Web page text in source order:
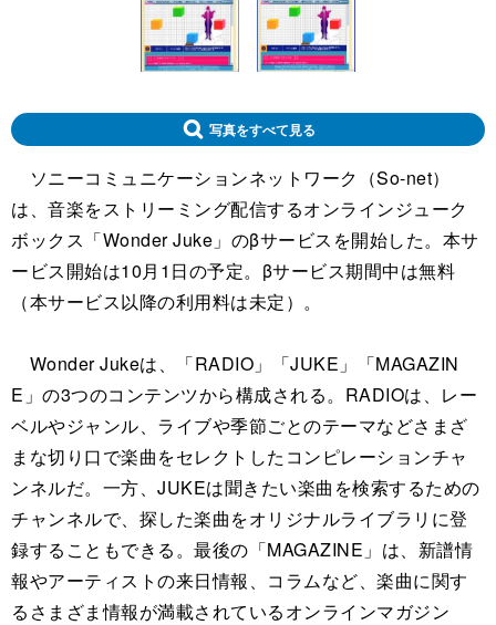
写真をすべて見る
ソニーコミュニケーションネットワーク（So-net）
は、音楽をストリーミング配信するオンラインジューク
ボックス「Wonder Juke」のβサービスを開始した。本サ
ービス開始は10月1日の予定。βサービス期間中は無料
（本サービス以降の利用料は未定）。
Wonder Jukeは、「RADIO」「JUKE」「MAGAZIN
E」の3つのコンテンツから構成される。RADIOは、レー
ベルやジャンル、ライブや季節ごとのテーマなどさまざ
まな切り口で楽曲をセレクトしたコンピレーションチャ
ンネルだ。一方、JUKEは聞きたい楽曲を検索するための
チャンネルで、探した楽曲をオリジナルライブラリに登
録することもできる。最後の「MAGAZINE」は、新譜情
報やアーティストの来日情報、コラムなど、楽曲に関す
るさまざま情報が満載されているオンラインマガジン